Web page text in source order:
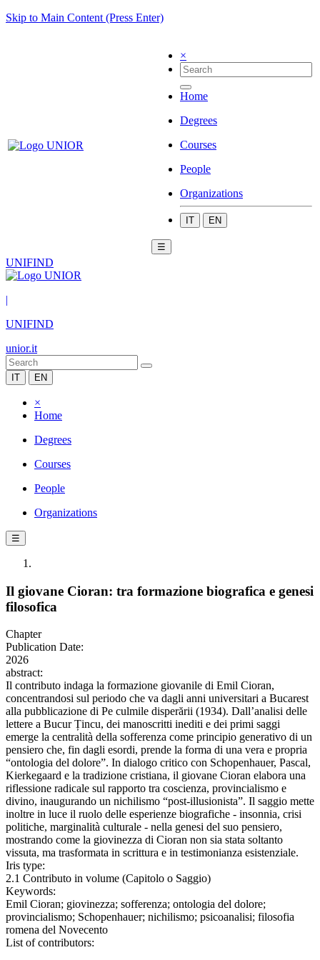
Skip to Main Content (Press Enter)
×
Home
Degrees
Courses
People
Organizations
IT EN
☰
UNIFIND
|
UNIFIND
unior.it
IT EN
×
Home
Degrees
Courses
People
Organizations
☰
Il giovane Cioran: tra formazione biografica e genesi
filosofica
Chapter
Publication Date:
2026
abstract:
Il contributo indaga la formazione giovanile di Emil Cioran,
concentrandosi sul periodo che va dagli anni universitari a Bucarest
alla pubblicazione di Pe culmile disperării (1934). Dall’analisi delle
lettere a Bucur Țincu, dei manoscritti inediti e dei primi saggi
emerge la centralità della sofferenza come principio generativo di un
pensiero che, fin dagli esordi, prende la forma di una vera e propria
“ontologia del dolore”. In dialogo critico con Schopenhauer, Pascal,
Kierkegaard e la tradizione cristiana, il giovane Cioran elabora una
riflessione radicale sul rapporto tra coscienza, provincialismo e
divino, inaugurando un nichilismo “post-illusionista”. Il saggio mette
inoltre in luce il ruolo delle esperienze biografiche - insonnia, crisi
politiche, marginalità culturale - nella genesi del suo pensiero,
mostrando come la giovinezza di Cioran non sia stata soltanto
vissuta, ma trasformata in scrittura e in testimonianza esistenziale.
Iris type:
2.1 Contributo in volume (Capitolo o Saggio)
Keywords:
Emil Cioran; giovinezza; sofferenza; ontologia del dolore;
provincialismo; Schopenhauer; nichilismo; psicoanalisi; filosofia
romena del Novecento
List of contributors: